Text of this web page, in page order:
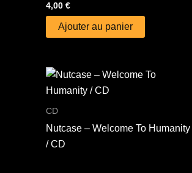
4,00€
Ajouter au panier
CD
Nutcase – Welcome To Humanity
/ CD